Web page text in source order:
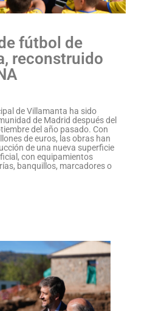
fútbol de
reconstruido
de Villamanta ha sido
de Madrid después del
del año pasado. Con
de euros, las obras han
de una nueva superficie
con equipamientos
banquillos, marcadores o